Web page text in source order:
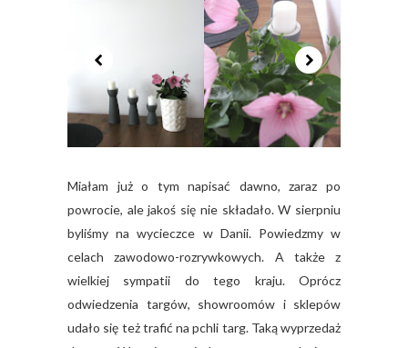
Miałam już o tym napisać dawno, zaraz po
powrocie, ale jakoś się nie składało. W sierpniu
byliśmy na wycieczce w Danii. Powiedzmy w
celach zawodowo-rozrywkowych. A także z
wielkiej sympatii do tego kraju. Oprócz
odwiedzenia targów, showroomów i sklepów
udało się też trafić na pchli targ. Taką wyprzedaż